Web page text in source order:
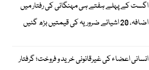
اگست کے پہلے ہفتے ہی مہنگائی کی رفتار میں
اضافہ، 20 اشیائے ضروریہ کی قیمتیں بڑھ گئیں
انسانی اعضاء کی غیرقانونی خرید و فروخت؛ گرفتار